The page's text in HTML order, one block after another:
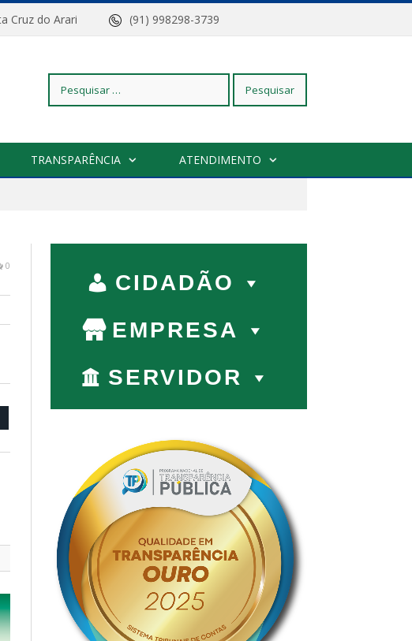
Cruz do Arari (91) 998298-3739
Pesquisar
TRANSPARÊNCIA ATENDIMENTO
0
CIDADÃO
EMPRESA
SERVIDOR